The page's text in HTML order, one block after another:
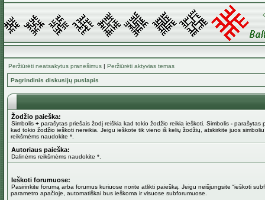
Peržiūrėti neatsakytus pranešimus | Peržiūrėti aktyvias temas
Pagrindinis diskusijų puslapis
Žodžio paieška:
Simbolis + parašytas priešais žodį reiškia kad tokio žodžio reikia ieškoti. Simbolis - parašytas
kad tokio žodžio ieškoti nereikia. Jeigu ieškote tik vieno iš kelių žodžių, atskirkite juos
reikšmėms naudokite *.
Autoriaus paieška:
Dalinėms reikšmėms naudokite *.
Ieškoti forumuose:
Pasirinkite forumą arba forumus kuriuose norite atlikti paiešką. Jeigu neišjungsite “ieškoti
parametro apačioje, automatiškai bus ieškoma ir visuose subforumuose.